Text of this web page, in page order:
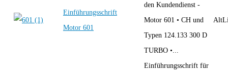
Einführungsschrift
Motor 601
den Kundendienst -
Motor 601 • CH und
Typen 124.133 300 D
TURBO •...
Einführungsschrift für